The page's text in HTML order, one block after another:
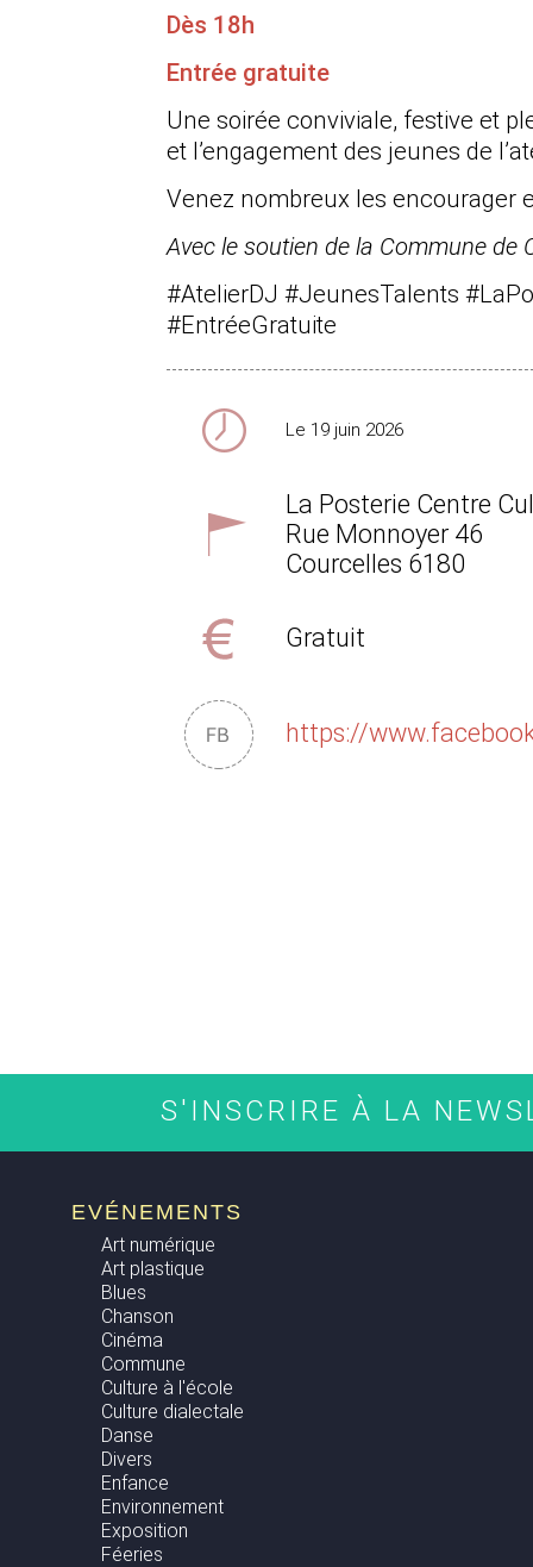
Dès 18h
Entrée gratuite
Une soirée conviviale, festive et
et l’engagement des jeunes de
Venez nombreux les encourager
Avec le soutien de la Commune de
#AtelierDJ #JeunesTalents
#EntréeGratuite
Le 19 juin 2026
La Posterie Centre
Rue Monnoyer 46
Courcelles 6180
Gratuit
https://
S'INSCRIRE À LA
EVÉNEMENTS
Art numérique
Art plastique
Blues
Chanson
Cinéma
Commune
Culture à l'école
Culture dialectale
Danse
Divers
Enfance
Environnement
Exposition
Féeries